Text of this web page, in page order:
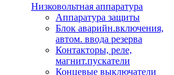
Низковольтная аппаратура
Аппаратура защиты
Блок аварийн.включения,
автом. ввода резерва
Контакторы, реле,
магнит.пускатели
Концевые выключатели